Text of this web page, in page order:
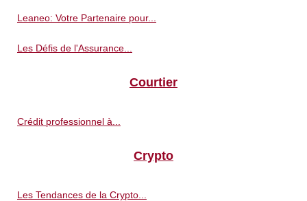
Leaneo: Votre Partenaire pour...
Les Défis de l'Assurance...
Courtier
Crédit professionnel à...
Crypto
Les Tendances de la Crypto...